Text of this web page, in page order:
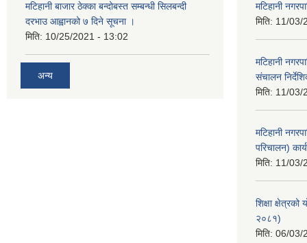
मटिहानी बाजार ठेक्का बन्दोबस्त सम्बन्धी सिलबन्दी
दरभाउ आह्वानको ७ दिने सूचना ।
मिति: 10/25/2021 - 13:02
अन्य
मटिहानी
मिति: 11/03/
मटिहानी
संचालन
मिति: 11/03/
मटिहानी
परिचालन)
मिति: 11/03/
शिक्षा
२०८१)
मिति: 06/03/